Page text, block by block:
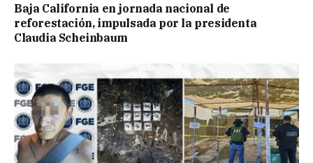
Baja California en jornada nacional de
reforestación, impulsada por la presidenta
Claudia Scheinbaum